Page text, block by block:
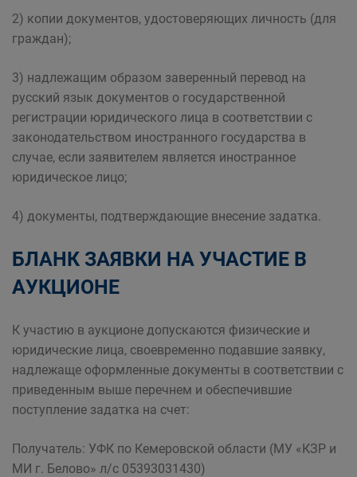
2) копии документов, удостоверяющих личность (для
граждан);
3) надлежащим образом заверенный перевод на
русский язык документов о государственной
регистрации юридического лица в соответствии с
законодательством иностранного государства в
случае, если заявителем является иностранное
юридическое лицо;
4) документы, подтверждающие внесение задатка.
БЛАНК ЗАЯВКИ НА УЧАСТИЕ В
АУКЦИОНЕ
К участию в аукционе допускаются физические и
юридические лица, своевременно подавшие заявку,
надлежаще оформленные документы в соответствии с
приведенным выше перечнем и обеспечившие
поступление задатка на счет:
Получатель: УФК по Кемеровской области (МУ «КЗР и
МИ г. Белово» л/с 05393031430)